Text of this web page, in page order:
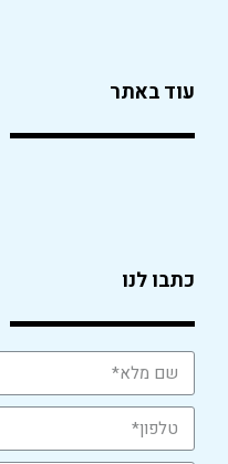
עוד באתר
כתבו לנו